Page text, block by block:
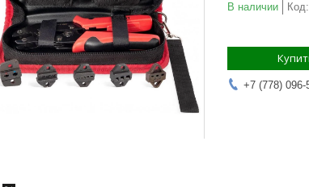
В наличии Код:
+7 (778) 096-